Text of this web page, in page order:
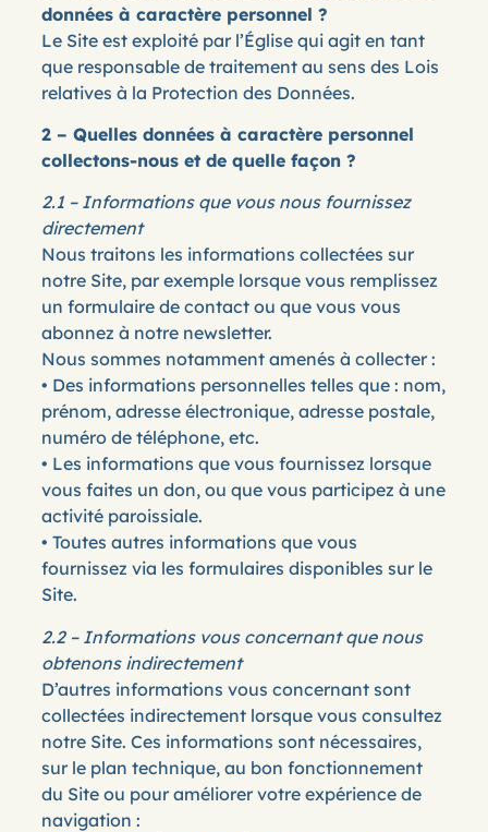
données à caractère personnel ?
Le Site est exploité par l’Église qui agit en tant
que responsable de traitement au sens des Lois
relatives à la Protection des Données.
2 – Quelles données à caractère personnel
collectons-nous et de quelle façon ?
2.1 – Informations que vous nous fournissez
directement
Nous traitons les informations collectées sur
notre Site, par exemple lorsque vous remplissez
un formulaire de contact ou que vous vous
abonnez à notre newsletter.
Nous sommes notamment amenés à collecter :
• Des informations personnelles telles que : nom,
prénom, adresse électronique, adresse postale,
numéro de téléphone, etc.
• Les informations que vous fournissez lorsque
vous faites un don, ou que vous participez à une
activité paroissiale.
• Toutes autres informations que vous
fournissez via les formulaires disponibles sur le
Site.
2.2 – Informations vous concernant que nous
obtenons indirectement
D’autres informations vous concernant sont
collectées indirectement lorsque vous consultez
notre Site. Ces informations sont nécessaires,
sur le plan technique, au bon fonctionnement
du Site ou pour améliorer votre expérience de
navigation :